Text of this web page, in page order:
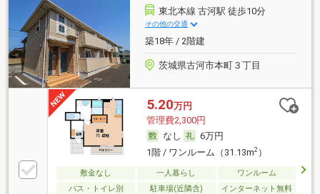
東北本線 古河駅 徒歩10分
その他の交通
築18年 / 2階建
茨城県古河市本町３丁目
5.20万円
管理費2,300円
なし
6万円
1階 / ワンルーム（31.13m2）
敷金なし 一人暮らし
ワンルーム
バス・トイレ別
駐車場(近隣含) インターネット無料